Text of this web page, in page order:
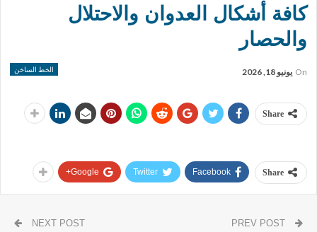
كافة أشكال العدوان والاحتلال
والحصار
الخط الساخن On يونيو 18, 2026
Share
Share
Facebook
Twitter
Google+
NEXT POST